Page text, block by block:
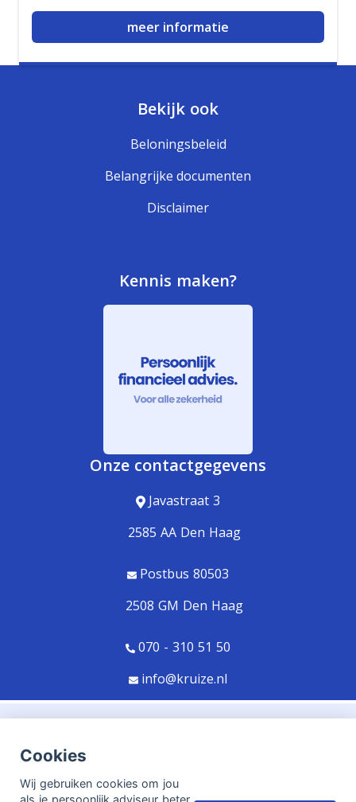
Cookies
Wij gebruiken cookies om jou
als je persoonlijk adviseur beter
meer informatie
Bekijk ook
Beloningsbeleid
Belangrijke documenten
Disclaimer
Kennis maken?
Onze contactgegevens
Javastraat 3
2585 AA Den Haag
Postbus 80503
2508 GM Den Haag
070 - 310 51 50
info@kruize.nl
© CopyrightAssupport BV2026
Sitemap
Disclaimer